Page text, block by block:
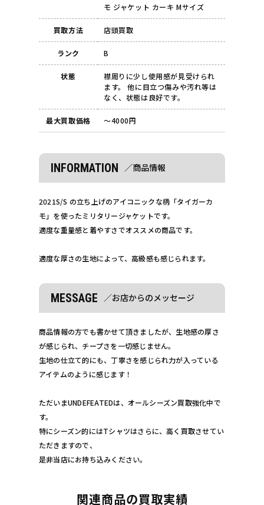
モ ジャケット カーキ Mサイズ
買取方法 店頭買取
ランク B
状態
襟周りに少し使用感が見受けられ
ます。 他に目立つ傷みや汚れ等は
なく、状態は良好です。
最大買取価格 ～4000円
INFORMATION ／商品情報
2021S/S の立ち上げのアイコニックな柄「タイガーカ
モ」を使ったミリタリージャケットです。
適度な重量感と着やすさでオススメの商品です。
適度な厚さの生地によって、高級感も感じられます。
MESSAGE ／お店からのメッセージ
商品情報の方でも書かせて頂きましたが、生地感の厚さ
が感じられ、チープさを一切感じません。
生地の仕立て的にも、丁寧さを感じられ力が入っている
アイテムのように感じます！
ただいまUNDEFEATEDは、オールシーズン買取強化中で
す。
特にシーズン的にはTシャツはさらに、高く買取させてい
ただきますので、
是非当店にお持ち込みください。
関連商品の買取実績